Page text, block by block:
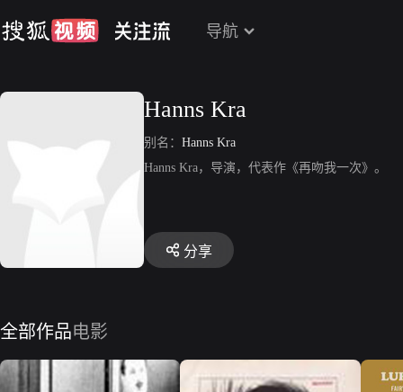
导航
Hanns Kra
别名： Hanns Kra
Hanns Kra，导演，代表作《再吻我一次》。
分享
全部作品电影